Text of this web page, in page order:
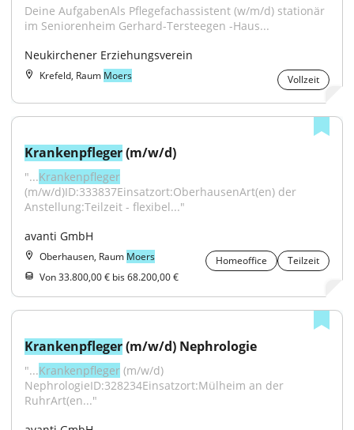
Deine AufgabenAls Pflegefachassistent (w/m/d) stationär
im Seniorenheim Gerhard-Tersteegen -Haus...
Neukirchener Erziehungsverein
Krefeld, Raum Moers Vollzeit
Krankenpfleger (m/w/d)
"...Krankenpfleger
(m/w/d)ID:333837Einsatzort:OberhausenArt(en) der
Anstellung:Teilzeit - flexibel..."
avanti GmbH
Oberhausen, Raum Moers Homeoffice
Teilzeit
Von 33.800,00 € bis 68.200,00 €
Krankenpfleger (m/w/d) Nephrologie
"...Krankenpfleger (m/w/d)
NephrologieID:328234Einsatzort:Mülheim an der
RuhrArt(en..."